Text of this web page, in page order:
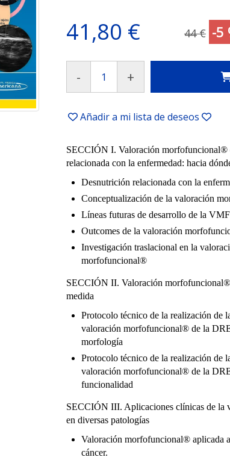
41,80 € 44 € -5
- +
Añadir a mi lista de deseos
SECCIÓN I. Valoración morfofuncional®
relacionada con la enfermedad: hacia
Desnutrición relacionada con la
Conceptualización de la valoración
Líneas futuras de desarrollo de la
Outcomes de la valoración
Investigación traslacional en la
morfofuncional®
SECCIÓN II. Valoración
medida
Protocolo técnico de la realización de
valoración morfofuncional® de la
morfología
Protocolo técnico de la realización de
valoración morfofuncional® de la
funcionalidad
SECCIÓN III. Aplicaciones clínicas de la
en diversas patologías
Valoración morfofuncional® aplicada
cáncer.